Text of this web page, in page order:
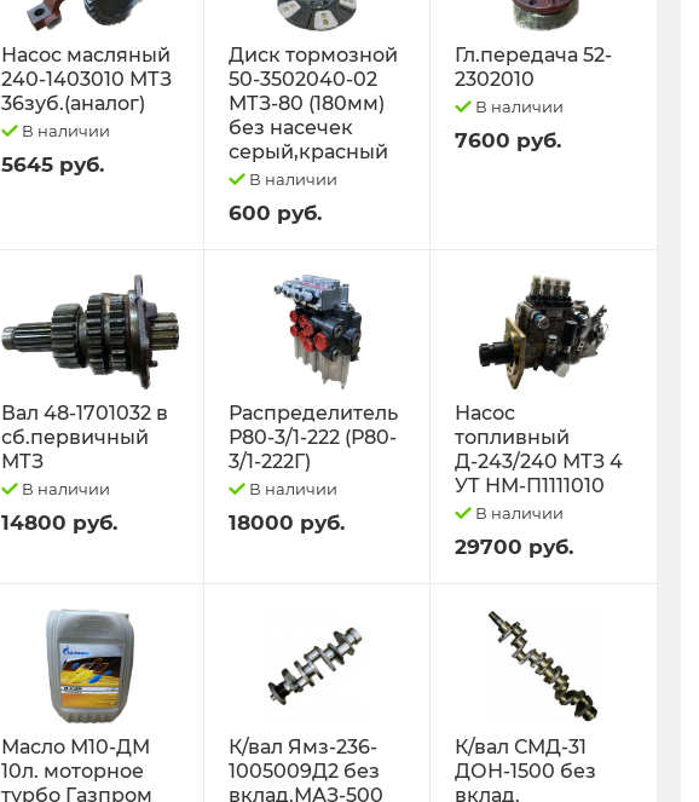
Насос масляный
240-1403010 МТЗ
36зуб.(аналог)
В наличии
5645 руб.
Диск тормозной
50-3502040-02
МТЗ-80 (180мм)
без насечек
серый,красный
В наличии
600 руб.
Гл.передача 52-
2302010
В наличии
7600 руб.
Вал 48-1701032 в
сб.первичный
МТЗ
В наличии
14800 руб.
Распределитель
Р80-3/1-222 (Р80-
3/1-222Г)
В наличии
18000 руб.
Насос
топливный
Д-243/240 МТЗ 4
УТ НМ-П1111010
В наличии
29700 руб.
Масло М10-ДМ
10л. моторное
турбо Газпром
К/вал Ямз-236-
1005009Д2 без
вклад.МАЗ-500
К/вал СМД-31
ДОН-1500 без
вклад.